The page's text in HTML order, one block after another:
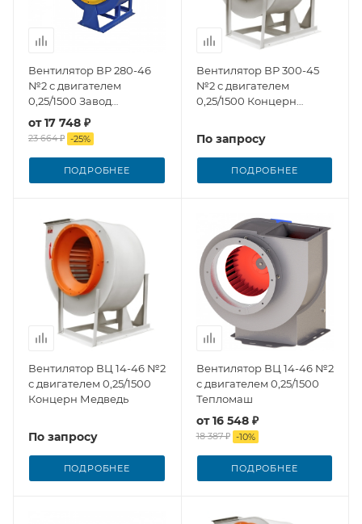
Вентилятор ВР 280-46
№2 с двигателем
0,25/1500 Завод
Вентилятор
от17 748 ₽
23 664 ₽ -25%
ПОДРОБНЕЕ
Вентилятор ВР 300-45
№2 с двигателем
0,25/1500 Концерн
По запросу
ПОДРОБНЕЕ
Вентилятор ВЦ 14-46 №2
с двигателем 0,25/1500
Концерн Медведь
По запросу
ПОДРОБНЕЕ
Вентилятор ВЦ 14-46 №2
с двигателем 0,25/1500
Тепломаш
от16 548 ₽
18 387 ₽ -10%
ПОДРОБНЕЕ